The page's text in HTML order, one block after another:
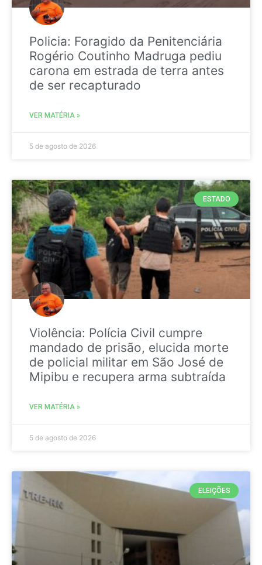
Policia: Foragido da Penitenciária
Rogério Coutinho Madruga pediu
carona em estrada de terra antes
de ser recapturado
VER MATÉRIA »
5 de agosto de 2026
ESTADO
Violência: Polícia Civil cumpre
mandado de prisão, elucida morte
de policial militar em São José de
Mipibu e recupera arma subtraída
VER MATÉRIA »
5 de agosto de 2026
ELEIÇÕES